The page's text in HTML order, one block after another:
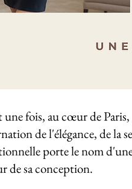
fois, au cœur de
de l'élégance, de la
porte le nom
de sa conception.